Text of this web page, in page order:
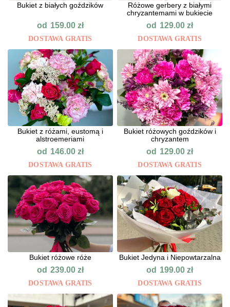
Bukiet z białych goździków
od 159.00 zł
DOSTAWA GRATIS
Różowe gerbery z białymi
chryzantemami w bukiecie
od 129.00zł
DOSTAWA GRATIS
Bukiet z różami, eustomą i
alstroemeriami
od 146.00 zł
DOSTAWA GRATIS
Bukiet różowych goździków i
chryzantem
od 129.00zł
DOSTAWA GRATIS
Bukiet różowe róże
od 239.00 zł
DOSTAWA GRATIS
Bukiet Jedyna i Niepowtarzalna
od 199.00zł
DOSTAWA GRATIS